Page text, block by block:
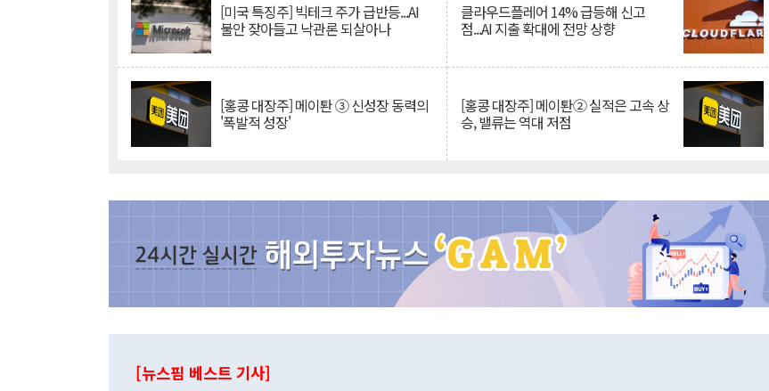
[미국 특징주] 빅테크 주가 급반등...AI
불안 잦아들고 낙관론 되살아나
클라우드플레어 14% 급등해 신고
점...AI 지출 확대에 전망 상향
[홍콩 대장주] 메이퇀 ③ 신성장 동력의
'폭발적 성장'
[홍콩 대장주] 메이퇀② 실적은 고속 상
승, 밸류는 역대 저점
[뉴스핌 베스트 기사]